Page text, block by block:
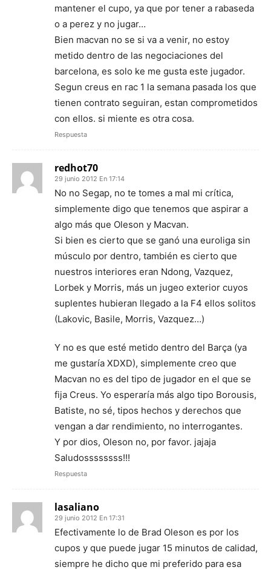
mantener el cupo, ya que por tener a rabaseda
o a perez y no jugar…
Bien macvan no se si va a venir, no estoy
metido dentro de las negociaciones del
barcelona, es solo ke me gusta este jugador.
Segun creus en rac 1 la semana pasada los que
tienen contrato seguiran, estan comprometidos
con ellos. si miente es otra cosa.
Respuesta
redhot70
29 junio 2012 En 17:14
No no Segap, no te tomes a mal mi crítica,
simplemente digo que tenemos que aspirar a
algo más que Oleson y Macvan.
Si bien es cierto que se ganó una euroliga sin
músculo por dentro, también es cierto que
nuestros interiores eran Ndong, Vazquez,
Lorbek y Morris, más un jugeo exterior cuyos
suplentes hubieran llegado a la F4 ellos solitos
(Lakovic, Basile, Morris, Vazquez…)
Y no es que esté metido dentro del Barça (ya
me gustaría XDXD), simplemente creo que
Macvan no es del tipo de jugador en el que se
fija Creus. Yo esperaría más algo tipo Borousis,
Batiste, no sé, tipos hechos y derechos que
vengan a dar rendimiento, no interrogantes.
Y por dios, Oleson no, por favor. jajaja
Saludossssssss!!!
Respuesta
lasaliano
29 junio 2012 En 17:31
Efectivamente lo de Brad Oleson es por los
cupos y que puede jugar 15 minutos de calidad,
siempre he dicho que mi preferido para esa